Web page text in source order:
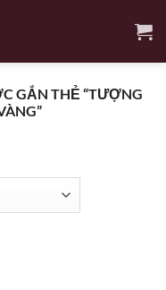
GẮN THẺ “TƯỢNG